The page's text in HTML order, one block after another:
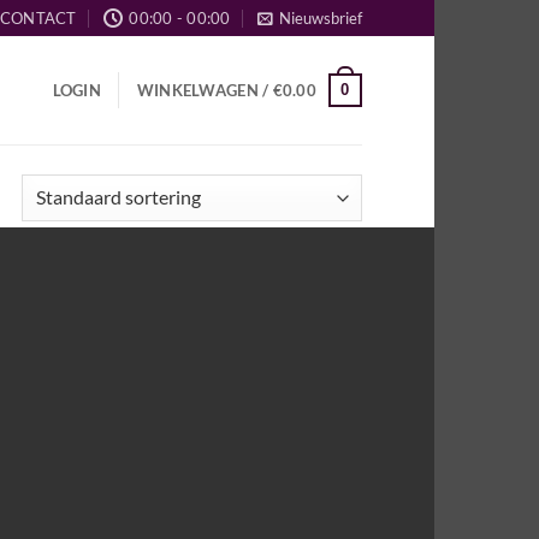
CONTACT 00:00 - 00:00 Nieuwsbrief
LOGIN WINKELWAGEN / €0.00 0